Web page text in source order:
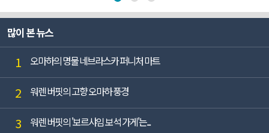
이익 53억원으로 전년동기대비 매출액은 2.6% 증
많이 본 뉴스
1 오마하의 명물 네브라스카 퍼니처 마트
2 워렌 버핏의 고향 오마하 풍경
3 워렌 버핏의 '보르샤임 보석 가게'는...